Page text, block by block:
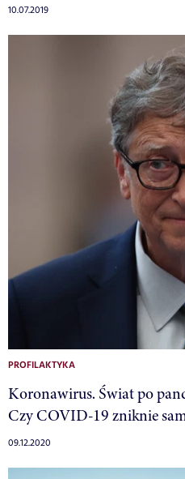
10.07.2019
PROFILAKTYKA
Koronawirus. Świat po
Czy COVID-19 zniknie
09.12.2020